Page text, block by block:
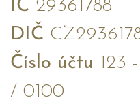
IČ 29361788
DIČ
Číslo účtu 123
/ 0100